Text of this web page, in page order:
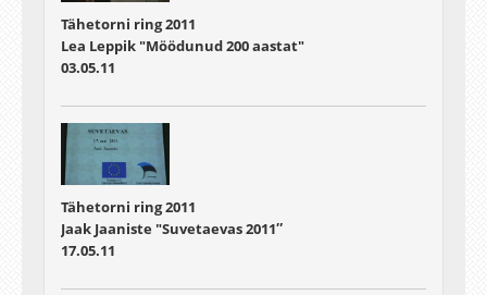
Tähetorni ring 2011
Lea Leppik "Möödunud 200 aastat"
03.05.11
Tähetorni ring 2011
Jaak Jaaniste "Suvetaevas 2011″
17.05.11